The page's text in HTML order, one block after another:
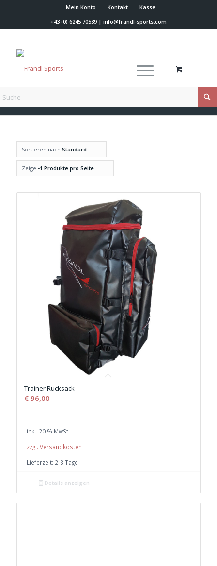
Mein Konto Kontakt
Kasse
+43 (0) 6245 70539| info@frandl-sports.com
Du bist hier:
Sortieren nach Standard
Zeige -1 Produkte pro Seite
Trainer Rucksack
€96,00
inkl. 20 % MwSt.
zzgl. Versandkosten
Lieferzeit: 2-3 Tage
Details anzeigen